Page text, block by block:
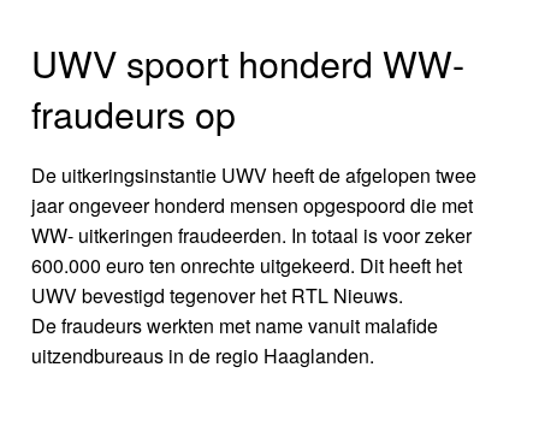
UWV spoort honderd WW-
fraudeurs op
De uitkeringsinstantie UWV heeft de afgelopen twee
jaar ongeveer honderd mensen opgespoord die met
WW- uitkeringen fraudeerden. In totaal is voor zeker
600.000 euro ten onrechte uitgekeerd. Dit heeft het
UWV bevestigd tegenover het RTL Nieuws.
De fraudeurs werkten met name vanuit malafide
uitzendbureaus in de regio Haaglanden.